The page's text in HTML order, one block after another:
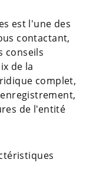
est l'une des
contactant,
conseils
de la
complet,
de l'entité